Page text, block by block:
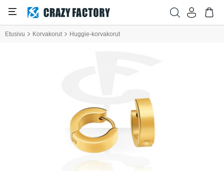
Etusivu Korvakorut Huggie-korvakorut